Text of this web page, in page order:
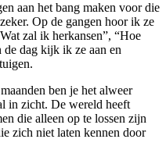
aan het bang maken voor die
Op de gangen hoor ik ze
zal ik herkansen”, “Hoe
de dag kijk ik ze aan en
ben je het alweer
in zicht. De wereld heeft
die alleen op te lossen zijn
zich niet laten kennen door